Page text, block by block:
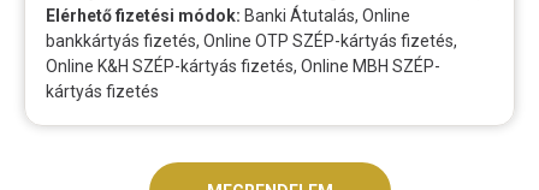
Elérhető fizetési módok: Banki Átutalás, Online
bankkártyás fizetés, Online OTP SZÉP-kártyás fizetés,
Online K&H SZÉP-kártyás fizetés, Online MBH SZÉP-
kártyás fizetés